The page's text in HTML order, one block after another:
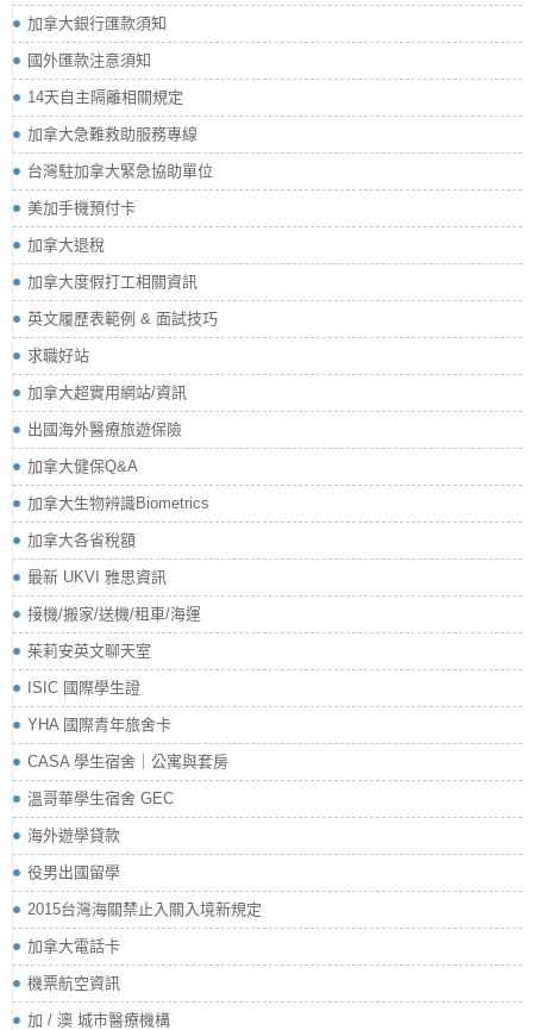
加拿大銀行匯款須知
國外匯款注意須知
14天自主隔離相關規定
加拿大急難救助服務專線
台灣駐加拿大緊急協助單位
美加手機預付卡
加拿大退稅
加拿大度假打工相關資訊
英文履歷表範例 & 面試技巧
求職好站
加拿大超實用網站/資訊
出國海外醫療旅遊保險
加拿大健保Q&A
加拿大生物辨識Biometrics
加拿大各省稅額
最新 UKVI 雅思資訊
接機/搬家/送機/租車/海運
茱莉安英文聊天室
ISIC 國際學生證
YHA 國際青年旅舍卡
CASA 學生宿舍｜公寓與套房
溫哥華學生宿舍 GEC
海外遊學貸款
役男出國留學
2015台灣海關禁止入關入境新規定
加拿大電話卡
機票航空資訊
加 / 澳 城市醫療機構